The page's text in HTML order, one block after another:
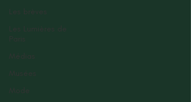
Les brèves
Les Lumières de
Paris
Médias
Musées
Mode